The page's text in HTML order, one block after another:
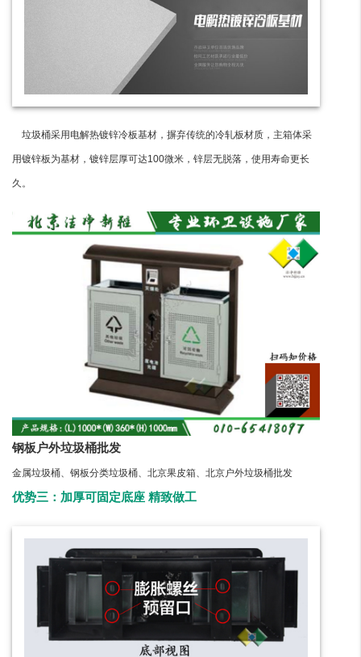
垃圾桶采用电解热镀锌冷板基材，摒弃传统的冷轧板材质，主箱体采
用镀锌板为基材，镀锌层厚可达100微米，锌层无脱落，使用寿命更长
久。
钢板户外垃圾桶批发
金属垃圾桶、钢板分类垃圾桶、北京果皮箱、北京户外垃圾桶批发
优势三：加厚可固定底座 精致做工